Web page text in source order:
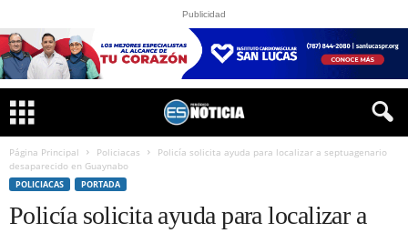
Publicidad
Página Principal Policiacas
Policía solicita ayuda para localizar a septuagenario
desaparecido en Guaynabo
POLICIACAS PORTADA
Policía solicita ayuda para localizar a